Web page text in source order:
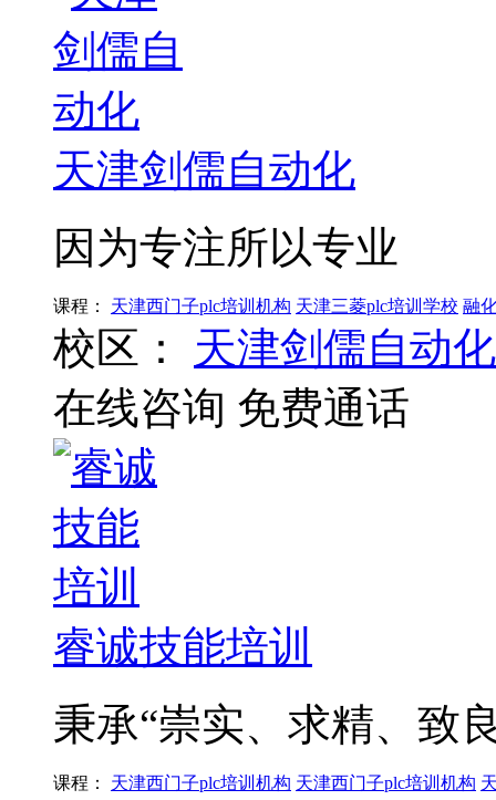
天津剑儒自动化
因为专注所以专业
课程： 天津西门子plc培训机构 天津三菱plc培训学校 融
校区：
天津剑儒自动化
在线咨询 免费通话
睿诚技能培训
秉承“崇实、求精、致
课程： 天津西门子plc培训机构 天津西门子plc培训机构